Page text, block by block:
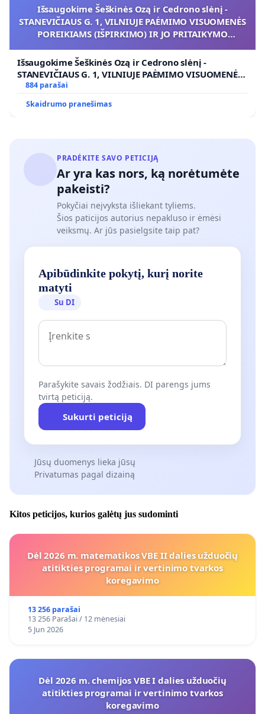
Išsaugokime Šeškinės Ozą ir Cedrono slėnį -
STANEVIČIAUS G. 1, VILNIUJE PAĖMIMO VISUOMENĖS
POREIKIAMS (IŠPIRKIMO) IR JO PRITAIKYMO
Išsaugokime Šeškinės Ozą ir Cedrono slėnį -
STANEVIČIAUS G. 1, VILNIUJE PAĖMIMO VISUOMENĖS
POREIKIAMS (IŠPIRKIMO) IR JO PRITAIKYMO VIEŠAJAI
884 parašai
Skaidrumo pranešimas
PRADĖKITE SAVO PETICIJĄ
Ar yra kas nors, ką norėtumėte
pakeisti?
Pokyčiai neįvyksta išliekant tyliems.
Šios paticijos autorius nepakluso ir ėmėsi
veiksmų. Ar jūs pasielgsite taip pat?
Apibūdinkite pokytį, kurį norite
matyti
Su DI
Parašykite savais žodžiais. DI parengs jums
tvirtą peticiją.
Sukurti peticiją
Jūsų duomenys lieka jūsų
Privatumas pagal dizainą
Kitos peticijos, kurios galėtų jus sudominti
Dėl 2026 m. matematikos VBE II dalies užduočių
atitikties programai ir vertinimo tvarkos
koregavimo
13 256 parašai
13 256 Parašai / 12 mėnesiai
5 Jun 2026
Dėl 2026 m. chemijos VBE I dalies užduočių
atitikties programai ir vertinimo tvarkos
koregavimo